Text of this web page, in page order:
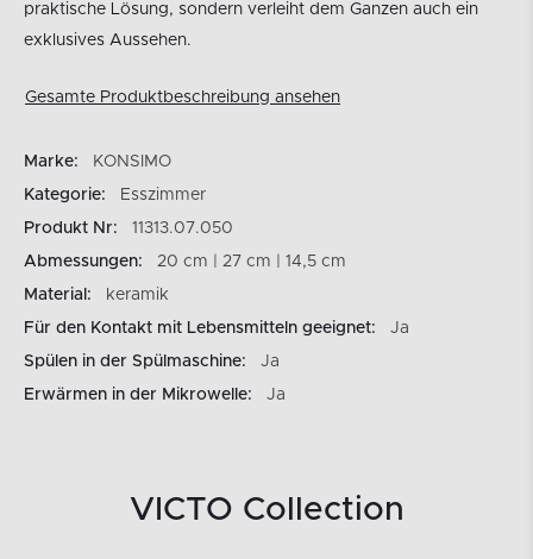
praktische Lösung, sondern verleiht dem Ganzen auch ein
exklusives Aussehen.
Gesamte Produktbeschreibung ansehen
Marke:
KONSIMO
Kategorie:
Esszimmer
Produkt Nr:
11313.07.050
Abmessungen:
20 cm | 27 cm | 14,5 cm
Material:
keramik
Für den Kontakt mit Lebensmitteln geeignet:
Ja
Spülen in der Spülmaschine:
Ja
Erwärmen in der Mikrowelle:
Ja
VICTO Collection